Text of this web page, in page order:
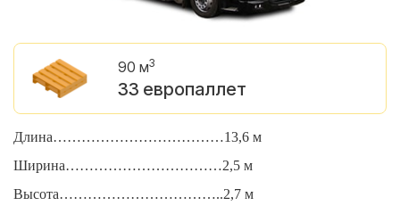
90 м3
33 европаллет
Длина………………………………13,6 м
Ширина……………………………2,5 м
Высота……………………………..2,7 м